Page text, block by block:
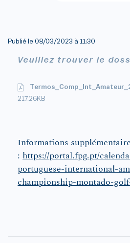
Publié le 08/03/2023 à 11:30
Veuillez trouver le
217.26KB
Informations
: https://portal.fpg.pt/
portuguese-international-
championship-montado-